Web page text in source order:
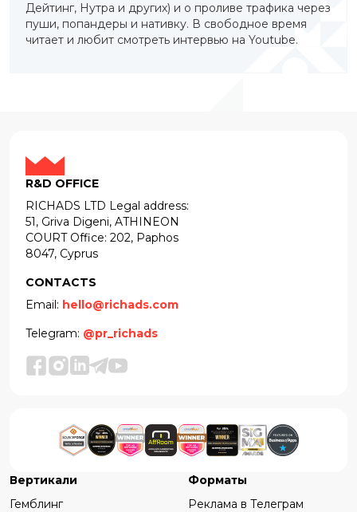
Дейтинг, Нутра и других) и о проливе трафика через
пуши, попандеры и нативку. В свободное время
читает и любит смотреть интервью на Youtube.
R&D OFFICE
RICHADS LTD Legal address:
51, Griva Digeni, ATHINEON
COURT Office: 202, Paphos
8047, Cyprus
CONTACTS
Email: hello@richads.com
Telegram: @pr_richads
Вертикали
Гемблинг
Форматы
Реклама в Телеграм